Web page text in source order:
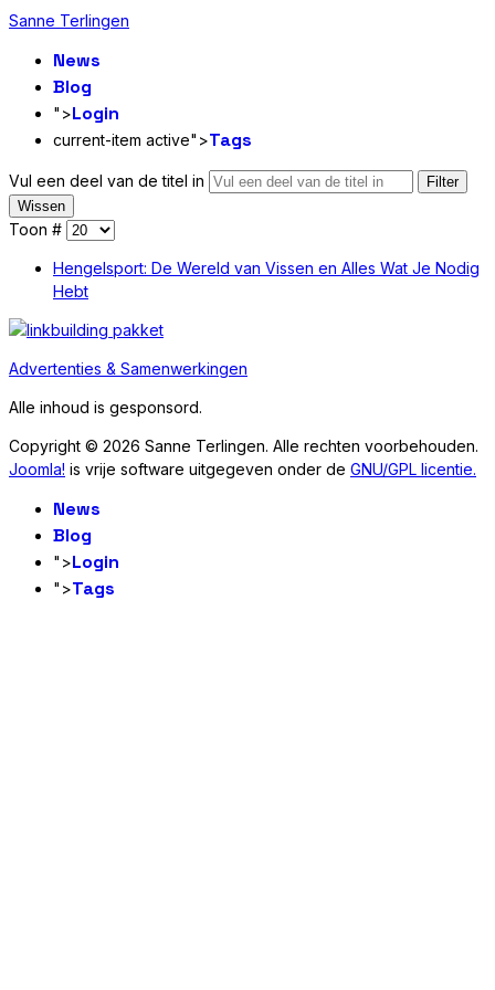
Sanne Terlingen
News
Blog
">Login
current-item active">Tags
Vul een deel van de titel in
Filter
Wissen
Toon #
Hengelsport: De Wereld van Vissen en Alles Wat Je Nodig
Hebt
Advertenties & Samenwerkingen
Alle inhoud is gesponsord.
Copyright © 2026 Sanne Terlingen. Alle rechten voorbehouden.
Joomla! is vrije software uitgegeven onder de GNU/GPL licentie.
News
Blog
">Login
">Tags